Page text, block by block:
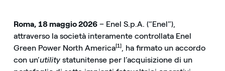
Roma, 18 maggio 2026– Enel S.p.A. (“Enel”),
attraverso la società interamente controllata Enel
Green Power North America[1], ha firmato un accordo
con un’utilitystatunitense per l’acquisizione di un